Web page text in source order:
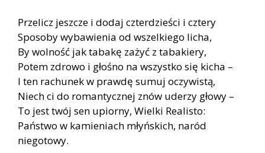
Przelicz jeszcze i dodaj czterdzieści i cztery
Sposoby wybawienia od wszelkiego licha,
By wolność jak tabakę zażyć z tabakiery,
Potem zdrowo i głośno na wszystko się kicha –
I ten rachunek w prawdę sumuj oczywistą,
Niech ci do romantycznej znów uderzy głowy –
To jest twój sen upiorny, Wielki Realisto:
Państwo w kamieniach młyńskich, naród
niegotowy.